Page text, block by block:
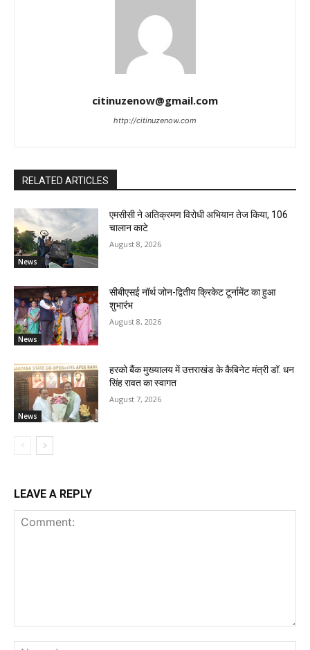
citinuzenow@gmail.com
http://citinuzenow.com
RELATED ARTICLES
News
एमसीसी ने अतिक्रमण विरोधी अभियान तेज किया, 106
चालान काटे
August 8, 2026
News
सीबीएसई नॉर्थ जोन-द्वितीय क्रिकेट टूर्नामेंट का हुआ
शुभारंभ
August 8, 2026
News
हरको बैंक मुख्यालय में उत्तराखंड के कैबिनेट मंत्री डॉ. धन
सिंह रावत का स्वागत
August 7, 2026
LEAVE A REPLY